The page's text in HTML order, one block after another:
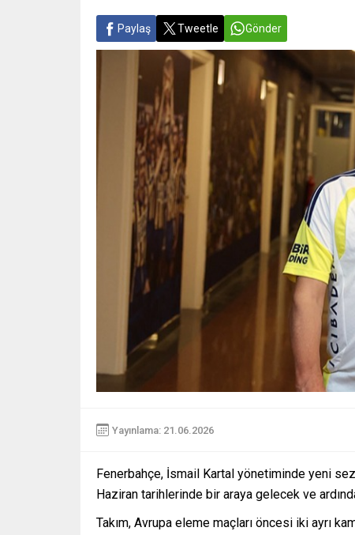
Paylaş Tweetle Gönder
Yayınlama: 21.06.2026
Fenerbahçe, İsmail Kartal yönetiminde yeni
Haziran tarihlerinde bir araya gelecek ve
Takım, Avrupa eleme maçları öncesi iki ayrı